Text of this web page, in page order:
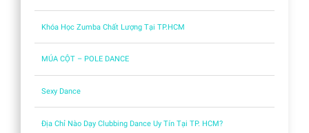
Khóa Học Zumba Chất Lượng Tại TP.HCM
MÚA CỘT – POLE DANCE
Sexy Dance
Địa Chỉ Nào Dạy Clubbing Dance Uy Tín Tại TP. HCM?